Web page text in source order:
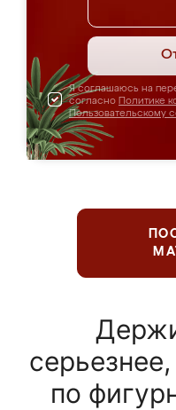
Я соглашаюсь на
согласно Политике
Пользовательскому
по